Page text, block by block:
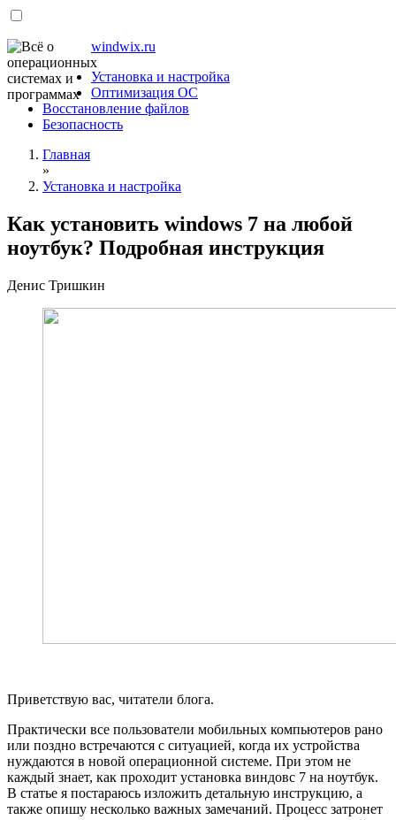
windwix.ru
Установка и настройка
Оптимизация ОС
Восстановление файлов
Безопасность
Главная
»
Установка и настройка
Как установить windows 7 на любой
ноутбук? Подробная инструкция
Денис Тришкин
Приветствую вас, читатели блога.
Практически все пользователи мобильных компьютеров рано
или поздно встречаются с ситуацией, когда их устройства
нуждаются в новой операционной системе. При этом не
каждый знает, как проходит установка виндовс 7 на ноутбук.
В статье я постараюсь изложить детальную инструкцию, а
также опишу несколько важных замечаний. Процесс затронет